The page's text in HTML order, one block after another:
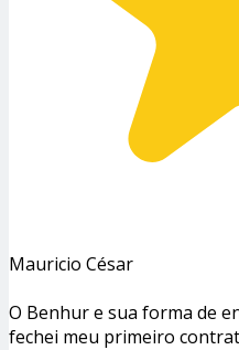
Mauricio César
O Benhur e sua forma de
fechei meu primeiro